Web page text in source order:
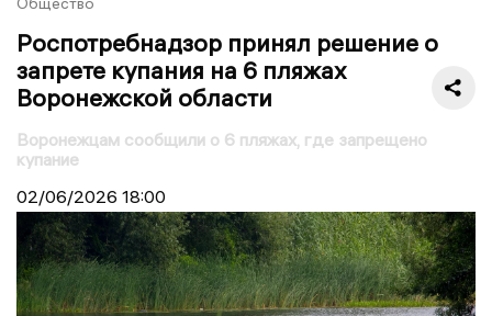
Роспотребнадзор принял решение о
запрете купания на 6 пляжах
Воронежской области
Воронежцам сообщили о 6 пляжах, где запрещено
купание
02/06/2026 18:00